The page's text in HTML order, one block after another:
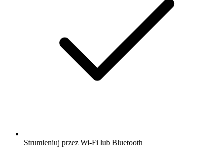
Strumieniuj przez Wi-Fi lub Bluetooth